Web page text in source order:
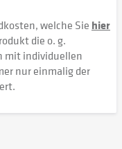
welche Sie hier
die o. g.
mit individuellen
nur einmalig der